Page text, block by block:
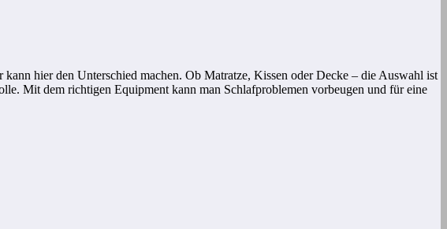
hier den Unterschied machen. Ob Matratze, Kissen oder Decke – die Auswahl ist
Mit dem richtigen Equipment kann man Schlafproblemen vorbeugen und für eine